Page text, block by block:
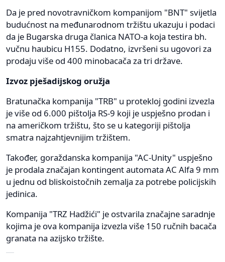
Da je pred novotravničkom kompanijom "BNT" svijetla
budućnost na međunarodnom tržištu ukazuju i podaci
da je Bugarska druga članica NATO-a koja testira bh.
vučnu haubicu H155. Dodatno, izvršeni su ugovori za
prodaju više od 400 minobacača za tri države.
Izvoz pješadijskog oružja
Bratunačka kompanija "TRB" u protekloj godini izvezla
je više od 6.000 pištolja RS-9 koji je uspješno prodan i
na američkom tržištu, što se u kategoriji pištolja
smatra najzahtjevnijim tržištem.
Također, goraždanska kompanija "AC-Unity" uspješno
je prodala značajan kontingent automata AC Alfa 9 mm
u jednu od bliskoistočnih zemalja za potrebe policijskih
jedinica.
Kompanija "TRZ Hadžići" je ostvarila značajne saradnje
kojima je ova kompanija izvezla više 150 ručnih bacača
granata na azijsko tržište.